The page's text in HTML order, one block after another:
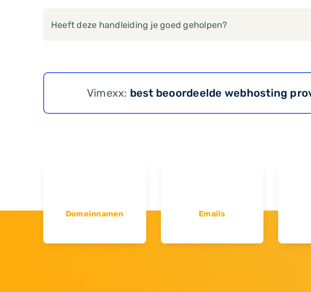
Heeft deze handleiding je goed geholpen?
Vimexx: best beoordeelde webhosting
Domeinnamen Emails